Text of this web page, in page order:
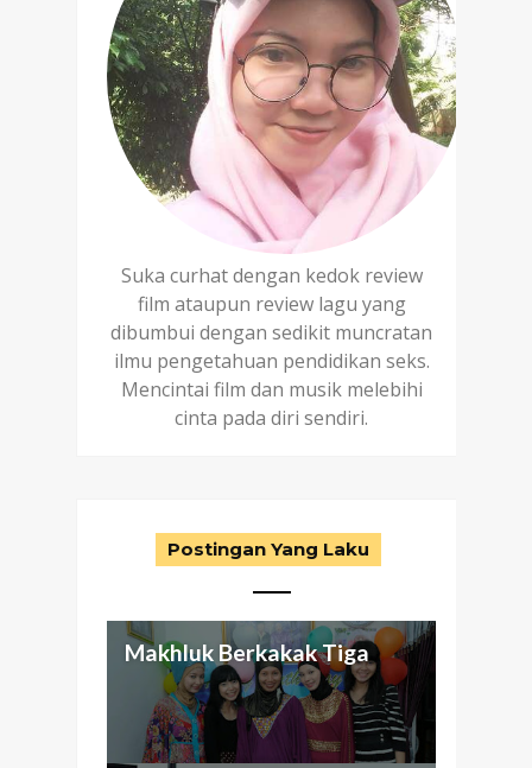
Suka curhat dengan kedok review
film ataupun review lagu yang
dibumbui dengan sedikit muncratan
ilmu pengetahuan pendidikan seks.
Mencintai film dan musik melebihi
cinta pada diri sendiri.
Postingan Yang Laku
Makhluk Berkakak Tiga